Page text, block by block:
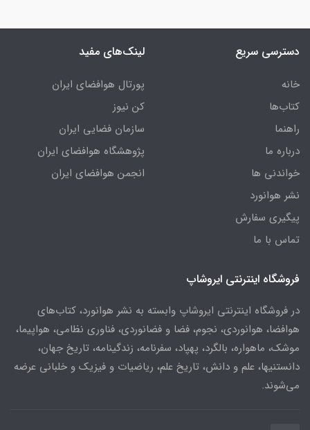
دسترسی سریع
خانه
کتاب‌ها
راهنما
درباره ما
خواندنی ها
نشر هوانورد
پیگیری سفارش
تماس با ما
لینک‌های مفید
پورتال هوافضای ایران
کن نیوز
سازمان فضایی ایران
پژوهشگاه هوافضای ایران
انجمن هوافضای ایران
فروشگاه اینترنتی ایروشاپ
در فروشگاه اینترنتی ایروشاپ وابسته به نشر هوانورد، کتاب‌های
هوافضا، هوانوردی، نجوم، فضا و فضانوردی، فناوری نظامی، هواپیما،
موشک، ماهواره، بالگرد، پهپاد، سفرنامه، زندگینامه، تاریخ جهان،
دانستنیها، علم و دانش، تاریخ علم، ریاضیات و فیزیک و خلبانی عرضه
می‌شوند.